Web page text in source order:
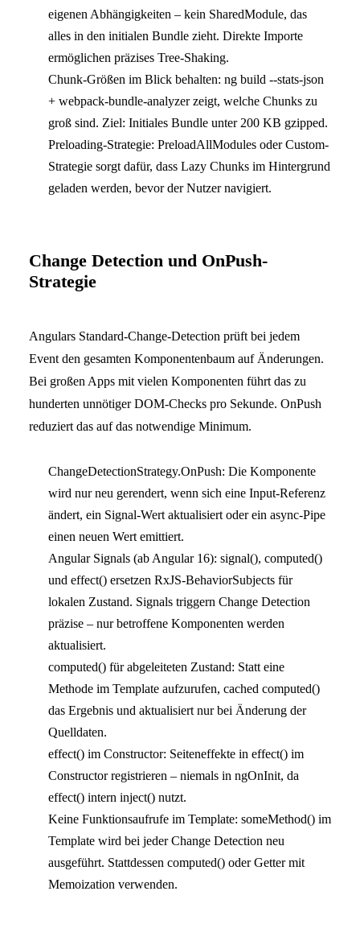
eigenen Abhängigkeiten – kein SharedModule, das
alles in den initialen Bundle zieht. Direkte Importe
ermöglichen präzises Tree-Shaking.
Chunk-Größen im Blick behalten: ng build --stats-json
+ webpack-bundle-analyzer zeigt, welche Chunks zu
groß sind. Ziel: Initiales Bundle unter 200 KB gzipped.
Preloading-Strategie: PreloadAllModules oder Custom-
Strategie sorgt dafür, dass Lazy Chunks im Hintergrund
geladen werden, bevor der Nutzer navigiert.
Change Detection und OnPush-
Strategie
Angulars Standard-Change-Detection prüft bei jedem
Event den gesamten Komponentenbaum auf Änderungen.
Bei großen Apps mit vielen Komponenten führt das zu
hunderten unnötiger DOM-Checks pro Sekunde. OnPush
reduziert das auf das notwendige Minimum.
ChangeDetectionStrategy.OnPush: Die Komponente
wird nur neu gerendert, wenn sich eine Input-Referenz
ändert, ein Signal-Wert aktualisiert oder ein async-Pipe
einen neuen Wert emittiert.
Angular Signals (ab Angular 16): signal(), computed()
und effect() ersetzen RxJS-BehaviorSubjects für
lokalen Zustand. Signals triggern Change Detection
präzise – nur betroffene Komponenten werden
aktualisiert.
computed() für abgeleiteten Zustand: Statt eine
Methode im Template aufzurufen, cached computed()
das Ergebnis und aktualisiert nur bei Änderung der
Quelldaten.
effect() im Constructor: Seiteneffekte in effect() im
Constructor registrieren – niemals in ngOnInit, da
effect() intern inject() nutzt.
Keine Funktionsaufrufe im Template: someMethod() im
Template wird bei jeder Change Detection neu
ausgeführt. Stattdessen computed() oder Getter mit
Memoization verwenden.